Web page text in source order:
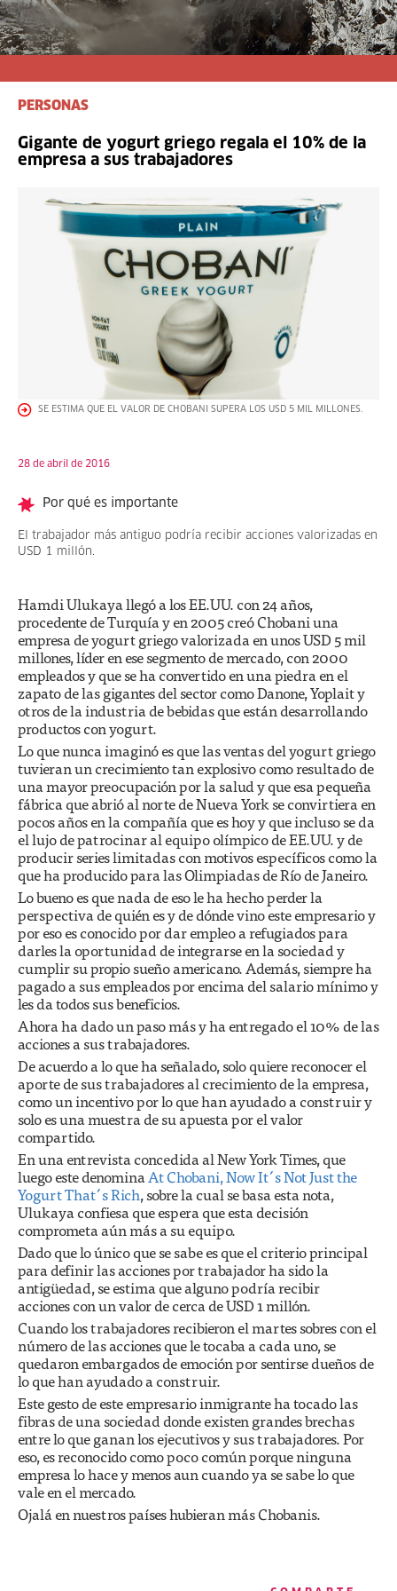
PERSONAS
Gigante de yogurt griego regala el 10% de la
empresa a sus trabajadores
SE ESTIMA QUE EL VALOR DE CHOBANI SUPERA LOS USD 5 MIL MILLONES.
28 de abril de 2016
Por qué es importante
El trabajador más antiguo podría recibir acciones valorizadas en
USD 1 millón.
Hamdi Ulukaya llegó a los EE.UU. con 24 años,
procedente de Turquía y en 2005 creó Chobani una
empresa de yogurt griego valorizada en unos USD 5 mil
millones, líder en ese segmento de mercado, con 2000
empleados y que se ha convertido en una piedra en el
zapato de las gigantes del sector como Danone, Yoplait y
otros de la industria de bebidas que están desarrollando
productos con yogurt.
Lo que nunca imaginó es que las ventas del yogurt griego
tuvieran un crecimiento tan explosivo como resultado de
una mayor preocupación por la salud y que esa pequeña
fábrica que abrió al norte de Nueva York se convirtiera en
pocos años en la compañía que es hoy y que incluso se da
el lujo de patrocinar al equipo olímpico de EE.UU. y de
producir series limitadas con motivos específicos como la
que ha producido para las Olimpiadas de Río de Janeiro.
Lo bueno es que nada de eso le ha hecho perder la
perspectiva de quién es y de dónde vino este empresario y
por eso es conocido por dar empleo a refugiados para
darles la oportunidad de integrarse en la sociedad y
cumplir su propio sueño americano. Además, siempre ha
pagado a sus empleados por encima del salario mínimo y
les da todos sus beneficios.
Ahora ha dado un paso más y ha entregado el 10% de las
acciones a sus trabajadores.
De acuerdo a lo que ha señalado, solo quiere reconocer el
aporte de sus trabajadores al crecimiento de la empresa,
como un incentivo por lo que han ayudado a construir y
solo es una muestra de su apuesta por el valor
compartido.
En una entrevista concedida al New York Times, que
luego este denominaAt Chobani, Now It´s Not Just the
Yogurt That´s Rich, sobre la cual se basa esta nota,
Ulukaya confiesa que espera que esta decisión
comprometa aún más a su equipo.
Dado que lo único que se sabe es que el criterio principal
para definir las acciones por trabajador ha sido la
antigüedad, se estima que alguno podría recibir
acciones con un valor de cerca de USD 1 millón.
Cuando los trabajadores recibieron el martes sobres con el
número de las acciones que le tocaba a cada uno, se
quedaron embargados de emoción por sentirse dueños de
lo que han ayudado a construir.
Este gesto de este empresario inmigrante ha tocado las
fibras de una sociedad donde existen grandes brechas
entre lo que ganan los ejecutivos y sus trabajadores. Por
eso, es reconocido como poco común porque ninguna
empresa lo hace y menos aun cuando ya se sabe lo que
vale en el mercado.
Ojalá en nuestros países hubieran más Chobanis.